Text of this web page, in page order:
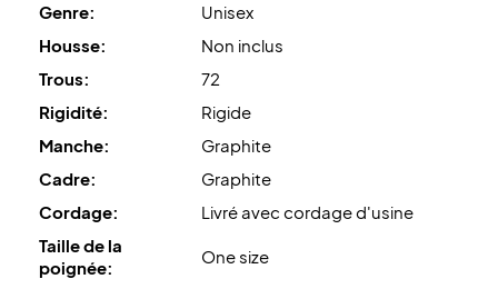
Genre:
Unisex
Housse:
Non inclus
Trous:
72
Rigidité:
Rigide
Manche:
Graphite
Cadre:
Graphite
Cordage:
Livré avec cordage d'usine
Taille de la
poignée:
One size